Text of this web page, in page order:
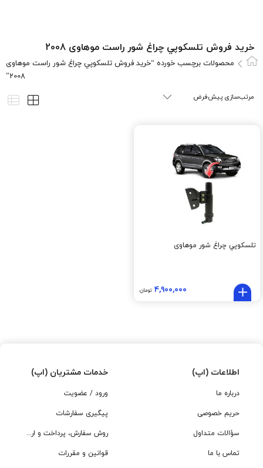
خرید فروش تلسکوپي چراغ شور راست موهاوی 2008
محصولات برچسب خورده “خرید فروش تلسکوپي چراغ شور راست موهاوی
2008”
تلسکوپي چراغ شور موهاوی
۴,۹۰۰,۰۰۰ تومان
اطلاعات (اپ)
درباره ما
حریم خصوصی
سؤالات متداول
تماس با ما
خدمات مشتریان (اپ)
ورود / عضویت
پیگیری سفارشات
روش سفارش، پرداخت و ارسال
قوانین و مقررات